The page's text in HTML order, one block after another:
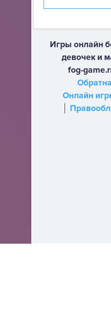
Игры онлайн
девочек и
fog-
Онлайн